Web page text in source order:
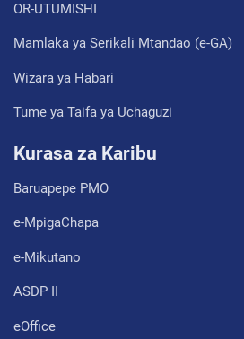
OR-UTUMISHI
Mamlaka ya Serikali Mtandao (e-GA)
Wizara ya Habari
Tume ya Taifa ya Uchaguzi
Kurasa za Karibu
Baruapepe PMO
e-MpigaChapa
e-Mikutano
ASDP II
eOffice